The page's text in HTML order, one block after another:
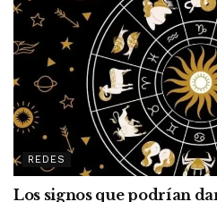
REDES
Los signos que podrían